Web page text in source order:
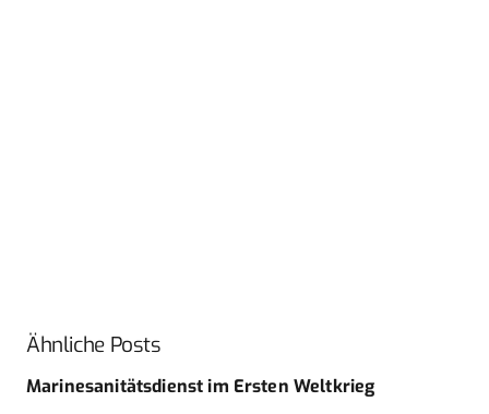
Ähnliche Posts
Marinesanitätsdienst im Ersten Weltkrieg